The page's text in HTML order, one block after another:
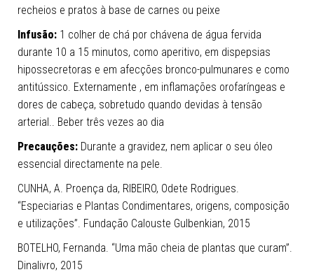
recheios e pratos à base de carnes ou peixe
Infusão: 1 colher de chá por chávena de água fervida
durante 10 a 15 minutos, como aperitivo, em dispepsias
hipossecretoras e em afecções bronco-pulmunares e como
antitússico. Externamente , em inflamações orofaríngeas e
dores de cabeça, sobretudo quando devidas à tensão
arterial.. Beber três vezes ao dia
Precauções: Durante a gravidez, nem aplicar o seu óleo
essencial directamente na pele.
CUNHA, A. Proença da, RIBEIRO, Odete Rodrigues.
“Especiarias e Plantas Condimentares, origens, composição
e utilizações”. Fundação Calouste Gulbenkian, 2015
BOTELHO, Fernanda. “Uma mão cheia de plantas que curam”.
Dinalivro, 2015